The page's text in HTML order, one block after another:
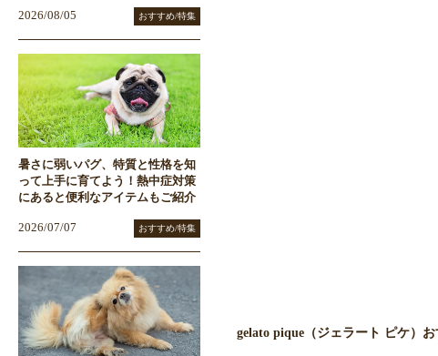
gelato pique（ジェラート ピケ）
2026/08/05 おすすめ/特集
暑さに弱いパグ、特質と性格を知
って上手に育てよう！熱中症対策
にあると便利なアイテムもご紹介
2026/07/07 おすすめ/特集